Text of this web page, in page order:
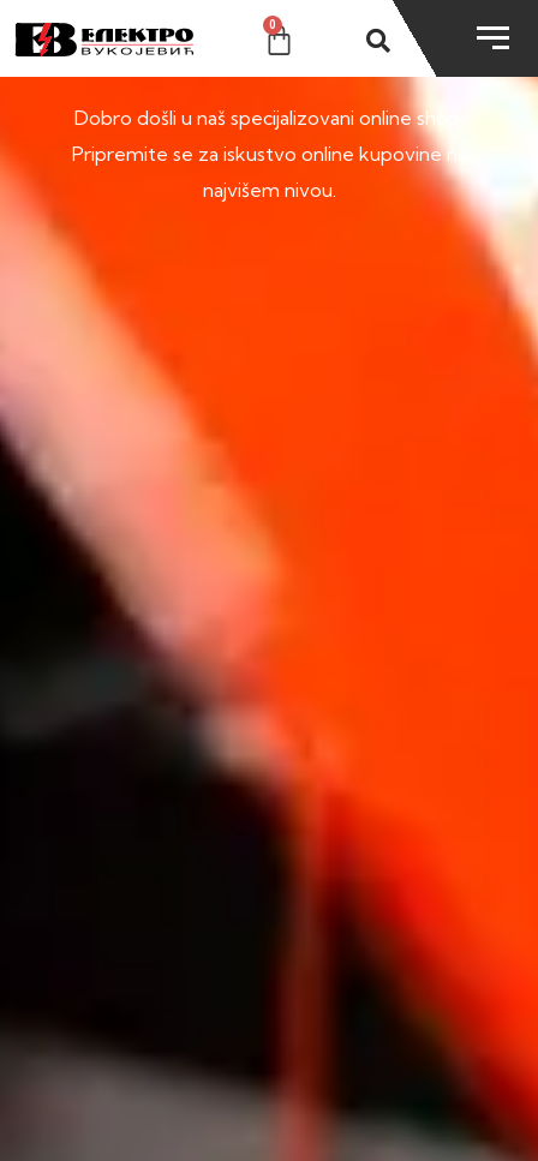
0
SHOP
Dobro došli u naš specijalizovani online shop.
Pripremite se za iskustvo online kupovine na
najvišem nivou.